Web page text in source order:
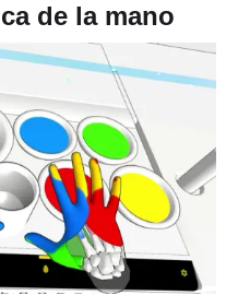
de la mano